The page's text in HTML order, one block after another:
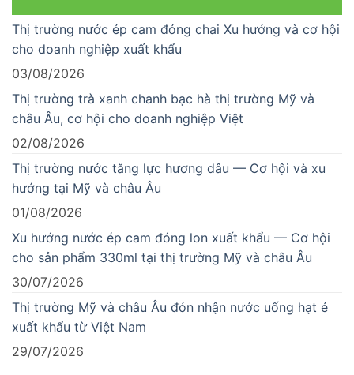
Thị trường nước ép cam đóng chai Xu hướng và cơ hội
cho doanh nghiệp xuất khẩu
03/08/2026
Thị trường trà xanh chanh bạc hà thị trường Mỹ và
châu Âu, cơ hội cho doanh nghiệp Việt
02/08/2026
Thị trường nước tăng lực hương dâu — Cơ hội và xu
hướng tại Mỹ và châu Âu
01/08/2026
Xu hướng nước ép cam đóng lon xuất khẩu — Cơ hội
cho sản phẩm 330ml tại thị trường Mỹ và châu Âu
30/07/2026
Thị trường Mỹ và châu Âu đón nhận nước uống hạt é
xuất khẩu từ Việt Nam
29/07/2026